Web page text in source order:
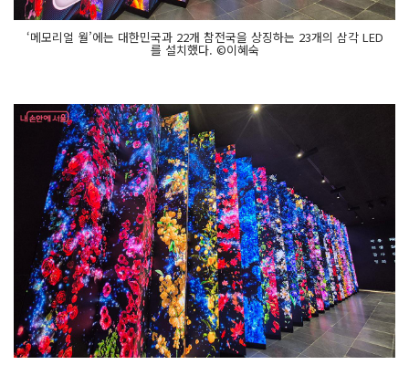
‘메모리얼 월’에는 대한민국과 22개 참전국을 상징하는 23개의 삼각 LED
를 설치했다. ©이혜숙